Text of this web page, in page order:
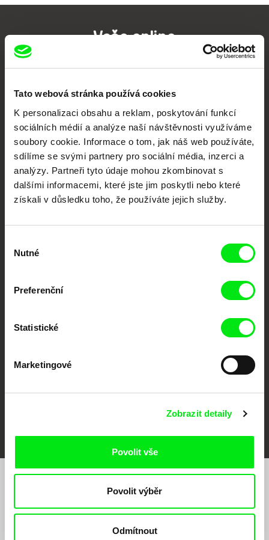
Tato webová stránka používá cookies
K personalizaci obsahu a reklam, poskytování funkcí
sociálních médií a analýze naší návštěvnosti využíváme
soubory cookie. Informace o tom, jak náš web používáte,
sdílíme se svými partnery pro sociální média, inzerci a
analýzy. Partneři tyto údaje mohou zkombinovat s
dalšími informacemi, které jste jim poskytli nebo které
získali v důsledku toho, že používáte jejich služby.
souhlasu
Nutné
Preferenční
Statistické
Marketingové
Zobrazit detaily
Povolit vše
Povolit výběr
Odmítnout
Vaše online
Nové festivalové filmy
každý týden
Portál DAFilms.cz je výsledkem tvůrčí spolupráce 7 klíčových evropských
posouvat hranice dokumentárního filmu, propagovat jeho rozmanitost a
podporovat kvalitní autorské filmy.
Členové Doc Alliance
DOK Leipzig
Visions du Réel
Chcete být pravidelně informováni o našem